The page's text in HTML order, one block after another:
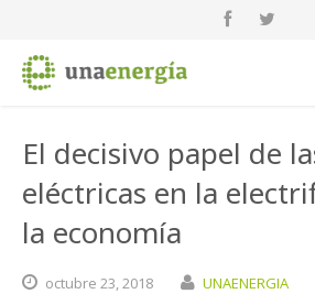
El decisivo papel de
eléctricas en la
la economía
octubre 23,2018 UNAENERGIA